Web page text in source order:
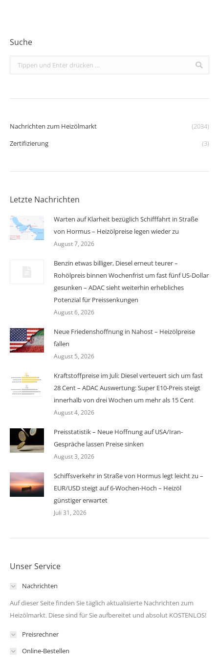
Suche
Search:
Nachrichten zum Heizölmarkt
(2034)
Zertifizierung
(3)
Letzte Nachrichten
Warten auf Klarheit bezüglich Schifffahrt in Straße
von Hormus – Heizölpreise legen wieder zu
August 7, 2026
Benzin etwas billiger, Diesel erneut teurer –
Rohölpreis binnen Wochenfrist um fast fünf US-Dollar
gesunken – ADAC sieht weiterhin erhebliches
Potenzial für Preissenkungen
August 6, 2026
Neue Friedenshoffnung in Nahost – Heizölpreise
fallen
August 5, 2026
Kraftstoffpreise im Juli: Diesel verteuert sich um fast
28 Cent – ADAC Auswertung: Super E10-Preis steigt
innerhalb von drei Wochen um mehr als 15 Cent
August 4, 2026
Preisstatistik – Neue Hoffnung auf USA/Iran-
Gespräche lassen Preise sinken
August 3, 2026
Schiffsverkehr in Straße von Hormus legt leicht zu –
EUR/USD steigt auf 6-Wochen-Hoch – Heizöl
günstiger erwartet
Juli 31, 2026
Unser Service
Nachrichten
Auf dieser Seite finden Sie täglich aktualisierte Nachrichten zum
Heizölmarkt. Diese sind für Sie aufbereitet und absolut KOSTENLOS!
Preisrechner
Online-Bestellen